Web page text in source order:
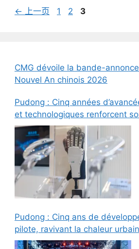
← 上一页
页
1
页
2
页
3
CMG dévoile la bande-
Nouvel An chinois 2026
Pudong : Cinq années
et technologiques renforcent
innovation
Pudong : Cinq ans de
pilote, ravivant la chaleur
croissance de haute qualité